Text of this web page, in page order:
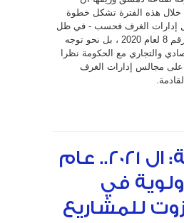
خلال هذه الفترة تشكل خطوة
إدارات الغرف فحسب - في ظل
قانون التجارة الجديد رقم 8 لعام 2020 ، بل نحو توجه
والتجاري مع الحكومة نظرا
على مجالس إدارات الغرف
وزير الزراعة: ال ٢٠٢١.. عام
في
للمشاريع